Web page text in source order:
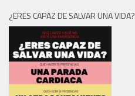
¿ERES CAPAZ DE SALVAR UNA VIDA?